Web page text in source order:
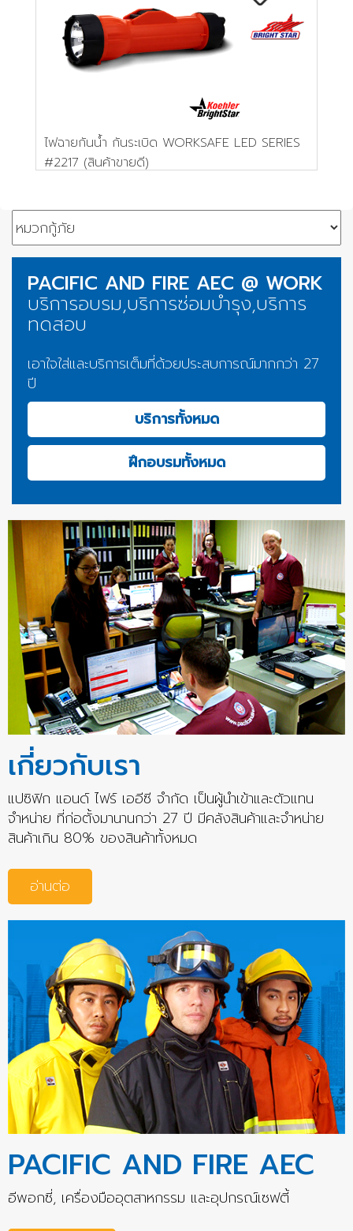
ไฟฉายกันน้ำ กันระเบิด WORKSAFE LED SERIES
#2217 (สินค้าขายดี)
PACIFIC AND FIRE AEC @ WORK
บริการอบรม,บริการซ่อมบำรุง,บริการ
ทดสอบ
เอาใจใส่และบริการเต็มที่ด้วยประสบการณ์มากกว่า 27
ปี
บริการทั้งหมด
ฝึกอบรมทั้งหมด
เกี่ยวกับเรา
แปซิฟิก แอนด์ ไฟร์ เออีซี จำกัด เป็นผู้นำเข้าและตัวแทน
จำหน่าย ที่ก่อตั้งมานานกว่า 27 ปี มีคลังสินค้าและจำหน่าย
สินค้าเกิน 80% ของสินค้าทั้งหมด
อ่านต่อ
PACIFIC AND FIRE AEC
อีพอกซี่, เครื่องมืออุตสาหกรรม และอุปกรณ์เซฟตี้